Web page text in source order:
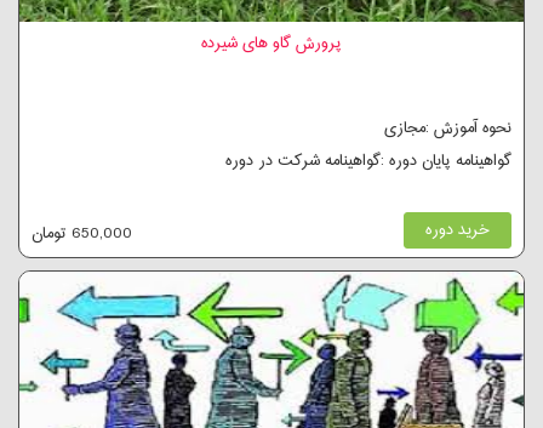
پرورش گاو های شیرده
نحوه آموزش :مجازی
گواهینامه پایان دوره :گواهینامه شرکت در دوره
خرید دوره 650,000 تومان